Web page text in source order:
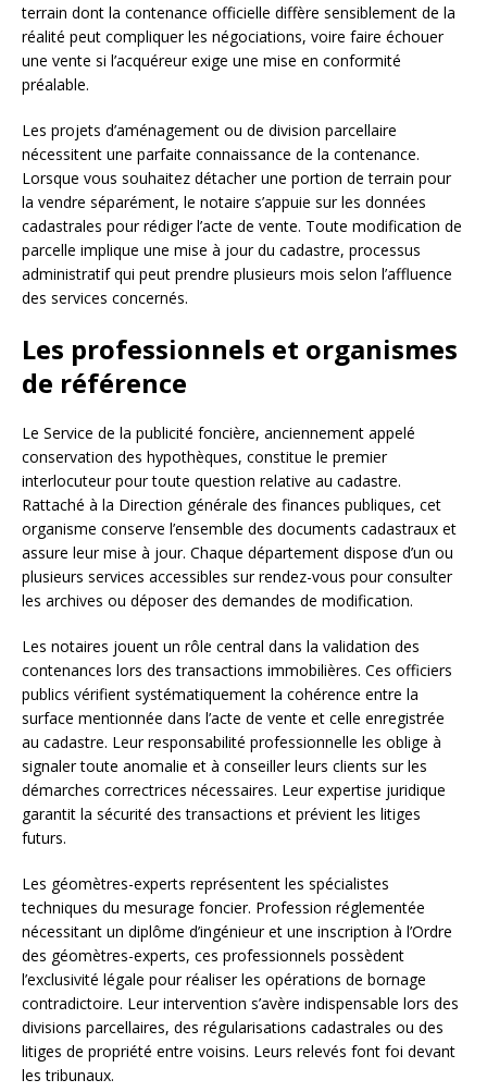
terrain dont la contenance officielle diffère sensiblement de la
réalité peut compliquer les négociations, voire faire échouer
une vente si l’acquéreur exige une mise en conformité
préalable.
Les projets d’aménagement ou de division parcellaire
nécessitent une parfaite connaissance de la contenance.
Lorsque vous souhaitez détacher une portion de terrain pour
la vendre séparément, le notaire s’appuie sur les données
cadastrales pour rédiger l’acte de vente. Toute modification de
parcelle implique une mise à jour du cadastre, processus
administratif qui peut prendre plusieurs mois selon l’affluence
des services concernés.
Les professionnels et organismes
de référence
Le Service de la publicité foncière, anciennement appelé
conservation des hypothèques, constitue le premier
interlocuteur pour toute question relative au cadastre.
Rattaché à la Direction générale des finances publiques, cet
organisme conserve l’ensemble des documents cadastraux et
assure leur mise à jour. Chaque département dispose d’un ou
plusieurs services accessibles sur rendez-vous pour consulter
les archives ou déposer des demandes de modification.
Les notaires jouent un rôle central dans la validation des
contenances lors des transactions immobilières. Ces officiers
publics vérifient systématiquement la cohérence entre la
surface mentionnée dans l’acte de vente et celle enregistrée
au cadastre. Leur responsabilité professionnelle les oblige à
signaler toute anomalie et à conseiller leurs clients sur les
démarches correctrices nécessaires. Leur expertise juridique
garantit la sécurité des transactions et prévient les litiges
futurs.
Les géomètres-experts représentent les spécialistes
techniques du mesurage foncier. Profession réglementée
nécessitant un diplôme d’ingénieur et une inscription à l’Ordre
des géomètres-experts, ces professionnels possèdent
l’exclusivité légale pour réaliser les opérations de bornage
contradictoire. Leur intervention s’avère indispensable lors des
divisions parcellaires, des régularisations cadastrales ou des
litiges de propriété entre voisins. Leurs relevés font foi devant
les tribunaux.